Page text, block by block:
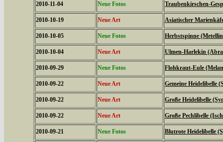
2010-11-04 Neue Fotos Traubenkirschen-
2010-10-19 Neue Art Asiatischer
2010-10-05 Neue Fotos Herbstspinne
2010-10-04 Neue Art Ulmen-Harlekin
2010-09-29 Neue Fotos Flohkraut-Eule
2010-09-22 Neue Art Gemeine Heidelibelle
2010-09-22 Neue Art Große Heidelibelle
2010-09-22 Neue Art Große Pechlibelle
2010-09-21 Neue Fotos Blutrote Heidelibelle